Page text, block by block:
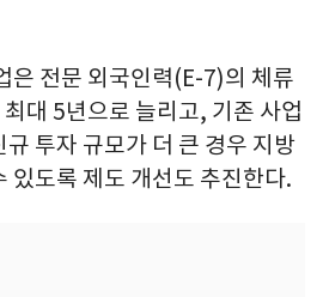
은 전문 외국인력(E-7)의 체류
대 5년으로 늘리고, 기존 사업
투자 규모가 더 큰 경우 지방
있도록 제도 개선도 추진한다.